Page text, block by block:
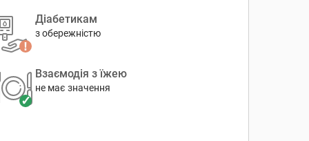
Діабетикам
з обережністю
Взаємодія з їжею
не має значення